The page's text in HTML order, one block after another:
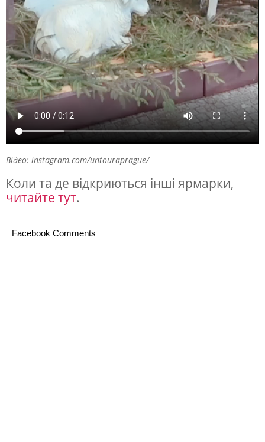
и
й
я
р
м
а
р
о
к
В
Відео: instagram.com/untouraprague/
Коли та де відкриються інші ярмарки,
читайте тут.
Facebook Comments